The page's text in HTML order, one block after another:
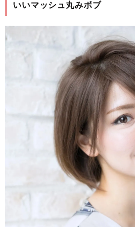
いいマッシュ丸みボブ